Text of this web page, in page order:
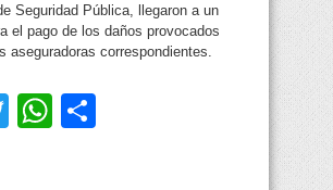
Seguridad Pública, llegaron a un
el pago de los daños provocados
aseguradoras correspondientes.
TwitterWhatsApp